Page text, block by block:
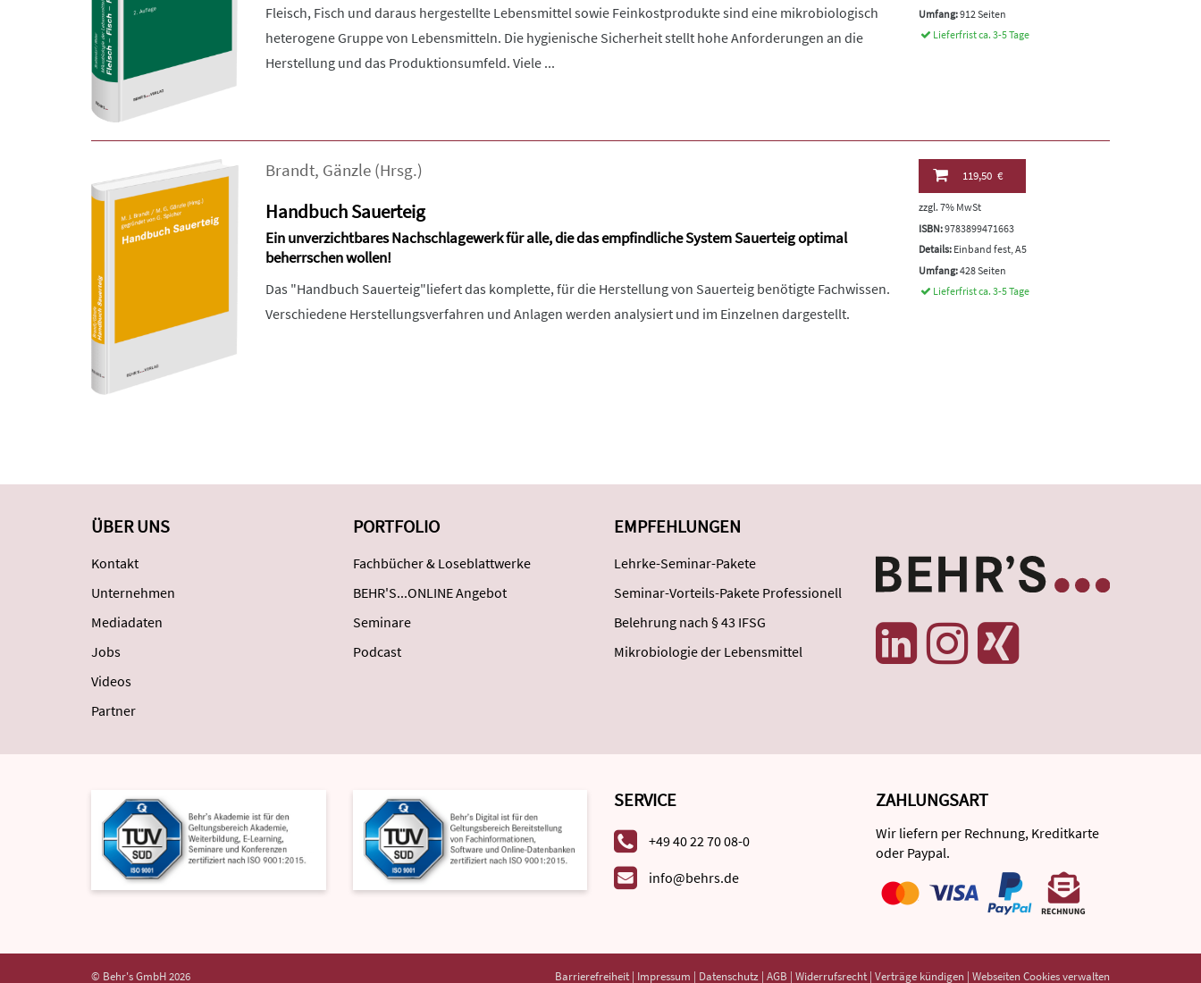
Fleisch, Fisch und daraus hergestellte Lebensmittel sowie Feinkostprodukte sind eine mikrobiologisch
heterogene Gruppe von Lebensmitteln. Die hygienische Sicherheit stellt hohe Anforderungen an die
Herstellung und das Produktionsumfeld. Viele ...
Umfang:912 Seiten
Lieferfrist ca. 3-5 Tage
Brandt, Gänzle (Hrsg.)
Handbuch Sauerteig
Ein unverzichtbares Nachschlagewerk für alle, die das empfindliche System Sauerteig optimal
beherrschen wollen!
Das "Handbuch Sauerteig"liefert das komplette, für die Herstellung von Sauerteig benötigte Fachwissen.
Verschiedene Herstellungsverfahren und Anlagen werden analysiert und im Einzelnen dargestellt.
119,50 €
zzgl. 7% MwSt
ISBN:9783899471663
Details: Einband fest, A5
Umfang:428 Seiten
Lieferfrist ca. 3-5 Tage
ÜBER UNS
Kontakt
Unternehmen
Mediadaten
Jobs
Videos
Partner
PORTFOLIO
Fachbücher & Loseblattwerke
BEHR'S...ONLINE Angebot
Seminare
Podcast
EMPFEHLUNGEN
Lehrke-Seminar-Pakete
Seminar-Vorteils-Pakete Professionell
Belehrung nach § 43 IFSG
Mikrobiologie der Lebensmittel
SERVICE
+49 40 22 70 08-0
info@behrs.de
ZAHLUNGSART
Wir liefern per Rechnung, Kreditkarte
oder Paypal.
© Behr's GmbH 2026 Barrierefreiheit | Impressum | Datenschutz | AGB | Widerrufsrecht | Verträge kündigen | Webseiten Cookies verwalten